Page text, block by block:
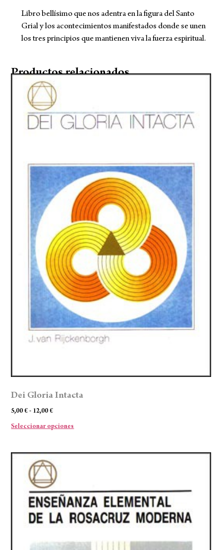
Libro bellísimo que nos adentra en la figura del Santo
Grial y los acontecimientos manifestados donde se unen
los tres principios que mantienen viva la fuerza espiritual.
Productos relacionados
Dei Gloria Intacta
5,00€ - 12,00€
Seleccionar opciones